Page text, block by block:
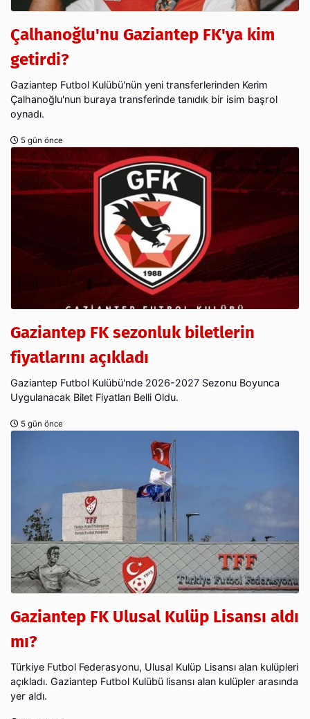
Çalhanoğlu'nu Gaziantep FK'ya kim
getirdi?
Gaziantep Futbol Kulübü'nün yeni transferlerinden Kerim
Çalhanoğlu'nun buraya transferinde tanıdık bir isim başrol
oynadı.
5 gün önce
Gaziantep FK sezonluk biletlerin
fiyatlarını açıkladı
Gaziantep Futbol Kulübü'nde 2026-2027 Sezonu Boyunca
Uygulanacak Bilet Fiyatları Belli Oldu.
5 gün önce
Gaziantep FK Ulusal Kulüp Lisansı aldı
mı?
Türkiye Futbol Federasyonu, Ulusal Kulüp Lisansı alan kulüpleri
açıkladı. Gaziantep Futbol Kulübü lisansı alan kulüpler arasında
yer aldı.